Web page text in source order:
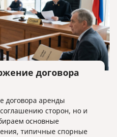
договора
договора аренды
сторон, но и
основные
типичные спорные